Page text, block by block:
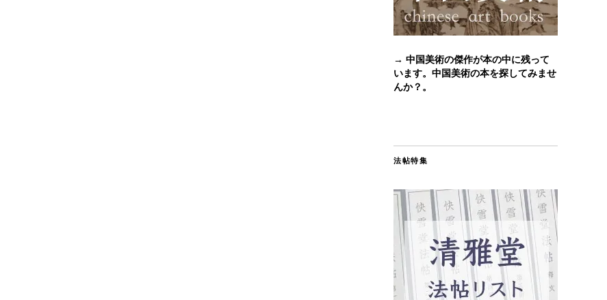
→ 中国美術の傑作が本の中に残って
います。中国美術の本を探してみませ
んか？。
法帖特集